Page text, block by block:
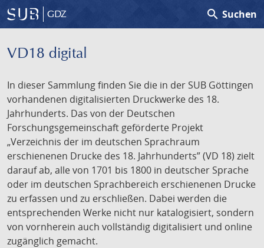
GDZ search Suchen
VD18 digital
In dieser Sammlung finden Sie die in der SUB Göttingen
vorhandenen digitalisierten Druckwerke des 18.
Jahrhunderts. Das von der Deutschen
Forschungsgemeinschaft geförderte Projekt
„Verzeichnis der im deutschen Sprachraum
erschienenen Drucke des 18. Jahrhunderts” (VD 18) zielt
darauf ab, alle von 1701 bis 1800 in deutscher Sprache
oder im deutschen Sprachbereich erschienenen Drucke
zu erfassen und zu erschließen. Dabei werden die
entsprechenden Werke nicht nur katalogisiert, sondern
von vornherein auch vollständig digitalisiert und online
zugänglich gemacht.